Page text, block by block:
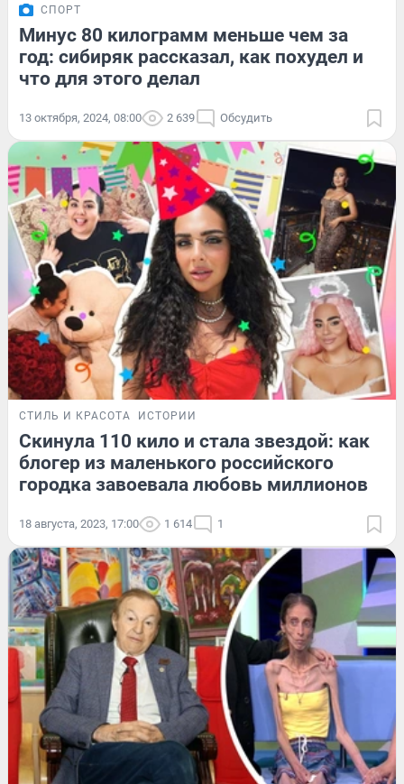
СПОРТ
Минус 80 килограмм меньше чем за
год: сибиряк рассказал, как похудел и
что для этого делал
13 октября, 2024, 08:00 2 639 Обсудить
СТИЛЬ И КРАСОТА ИСТОРИИ
Скинула 110 кило и стала звездой: как
блогер из маленького российского
городка завоевала любовь миллионов
18 августа, 2023, 17:00 1 614 1